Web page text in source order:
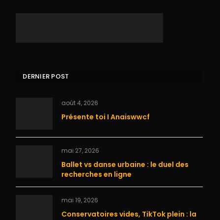
DERNIER POST
août 4, 2026
Présente toi I Anaiswwcf
mai 27, 2026
Ballet vs danse urbaine : le duel des
recherches en ligne
mai 19, 2026
Conservatoires vides, TikTok plein : la